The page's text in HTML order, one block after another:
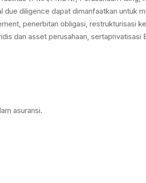
due diligence dapat dimanfaatkan untuk
penerbitan obligasi, restrukturisasi
dan asset perusahaan, sertaprivatisasi
asuransi.